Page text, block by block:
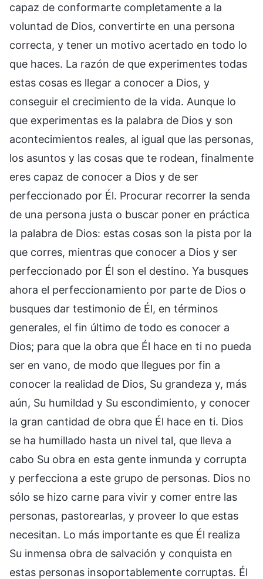
capaz de conformarte completamente a la
voluntad de Dios, convertirte en una persona
correcta, y tener un motivo acertado en todo lo
que haces. La razón de que experimentes todas
estas cosas es llegar a conocer a Dios, y
conseguir el crecimiento de la vida. Aunque lo
que experimentas es la palabra de Dios y son
acontecimientos reales, al igual que las personas,
los asuntos y las cosas que te rodean, finalmente
eres capaz de conocer a Dios y de ser
perfeccionado por Él. Procurar recorrer la senda
de una persona justa o buscar poner en práctica
la palabra de Dios: estas cosas son la pista por la
que corres, mientras que conocer a Dios y ser
perfeccionado por Él son el destino. Ya busques
ahora el perfeccionamiento por parte de Dios o
busques dar testimonio de Él, en términos
generales, el fin último de todo es conocer a
Dios; para que la obra que Él hace en ti no pueda
ser en vano, de modo que llegues por fin a
conocer la realidad de Dios, Su grandeza y, más
aún, Su humildad y Su escondimiento, y conocer
la gran cantidad de obra que Él hace en ti. Dios
se ha humillado hasta un nivel tal, que lleva a
cabo Su obra en esta gente inmunda y corrupta
y perfecciona a este grupo de personas. Dios no
sólo se hizo carne para vivir y comer entre las
personas, pastorearlas, y proveer lo que estas
necesitan. Lo más importante es que Él realiza
Su inmensa obra de salvación y conquista en
estas personas insoportablemente corruptas. Él